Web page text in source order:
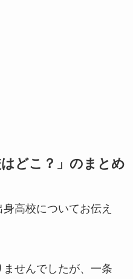
はどこ？」のまとめ
高校についてお伝え
せんでしたが、一条